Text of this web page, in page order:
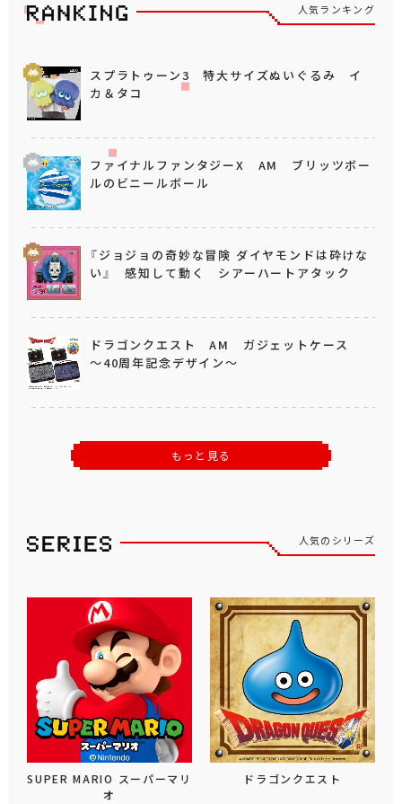
人気ランキング
スプラトゥーン3 特大サイズぬいぐるみ イ
カ＆タコ
ファイナルファンタジーX AM ブリッツボー
ルのビニールボール
『ジョジョの奇妙な冒険 ダイヤモンドは砕けな
い』 感知して動く シアーハートアタック
ドラゴンクエスト AM ガジェットケース
～40周年記念デザイン～
もっと見る
人気のシリーズ
SUPER MARIO スーパーマリ
オ
ドラゴンクエスト